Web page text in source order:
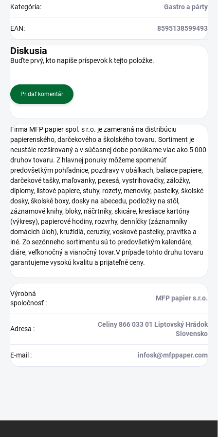
Kategória: Gastro a párty
EAN: 8595138599493
Diskusia
Buďte prvý, kto napíše príspevok k tejto položke.
Pridať komentár
Firma MFP papier spol. s r.o. je zameraná na distribúciu
papierenského, darčekového a školského tovaru. Sortiment je
neustále rozširovaný a v súčasnej dobe ponúkame viac ako 5 000
druhov tovaru. Z hlavnej ponuky môžeme spomenúť
predovšetkým pohľadnice, pozdravy v obálkach, baliace papiere,
darčekové tašky, maľovanky, pexesá, vystrihovačky, záložky,
diplomy, listové papiere, stuhy, rozety, menovky, pastelky, školské
dosky, školské boxy, dosky na abecedu, podložky na stôl,
záznamové knihy, bloky, náčrtníky, skicáre, kresliace kartóny
(výkresy), papierové hodiny, rozvrhy, denníčky (záznamníky
domácich úloh), kružidlá, ceruzky, voskové pastelky, pravítka a
iné. Zo sezónneho sortimentu sú to predovšetkým kalendáre,
diáre, veľkonočný a vianočný tovar.V prípade tohto druhu tovaru
garantujeme vysokú kvalitu a prijateľné ceny.
Výrobná
spoločnosť:
MFP papier s.r.o.
Adresa :
Celiny 866 033 01 Liptovský Hrádok
Slovensko
E-mail : infosk@mfppaper.com